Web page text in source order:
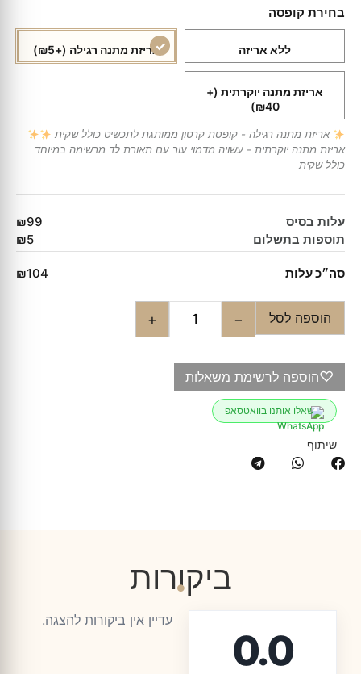
בחירת קופסה
ללא אריזה אריזת מתנה רגילה (+₪5)
אריזת מתנה יוקרתית (+
₪40)
אריזת מתנה רגילה - קופסת קרטון ממותגת לתכשיט כולל שקית
אריזת מתנה יוקרתית - עשויה מדמוי עור עם תאורת לד מרשימה במיוחד
כולל שקית
עלות בסיס
₪99
תוספות בתשלום
₪5
סה״כ עלות ₪104
−
+ הוספה לסל
♡הוספה לרשימת משאלות
שאלו אותנו בוואטסאפ
שיתוף
ביקורות
0.0
עדיין אין ביקורות להצגה.